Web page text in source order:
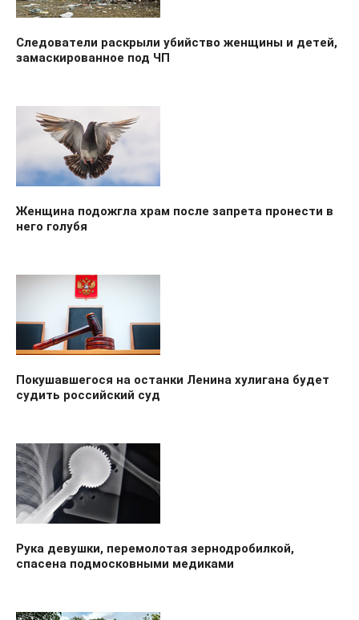
Следователи раскрыли убийство женщины и детей,
замаскированное под ЧП
Женщина подожгла храм после запрета пронести в
него голубя
Покушавшегося на останки Ленина хулигана будет
судить российский суд
Рука девушки, перемолотая зернодробилкой,
спасена подмосковными медиками